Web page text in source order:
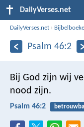
DailyVerses.net
DailyVerses.net ›
Psalm 46:2
Bij God zijn wij
nood zijn.
Psalm 46:2